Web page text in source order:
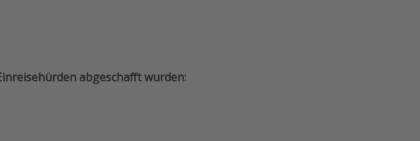
abgeschafft wurden: